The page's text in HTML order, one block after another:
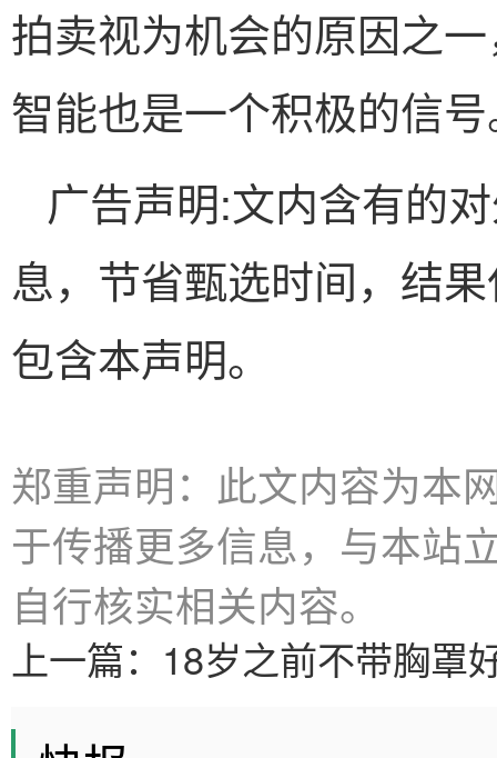
拍卖视为机会的原因之
智能也是一个积极的信
广告声明:文内含有的
息，节省甄选时间，结
包含本声明。
郑重声明：此文内容为本
于传播更多信息，与本站
自行核实相关内容。
上一篇： 18岁之前不带胸罩